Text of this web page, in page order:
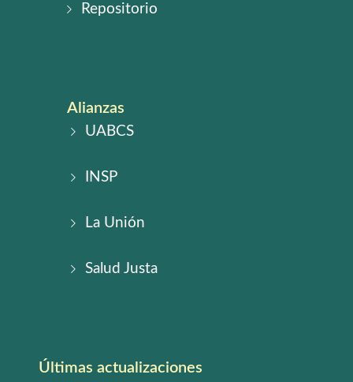
Repositorio
Alianzas
UABCS
INSP
La Unión
Salud Justa
Últimas actualizaciones